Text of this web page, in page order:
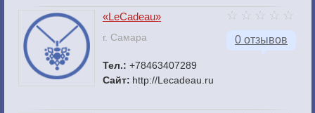
0 отзывов
«LeCadeau»
г. Самара
Тел.: +78463407289
Сайт: http://Lecadeau.ru